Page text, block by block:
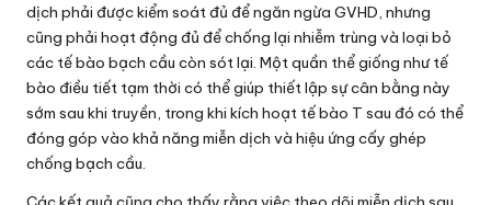
dịch phải được kiểm soát đủ để ngăn ngừa GVHD, nhưng
cũng phải hoạt động đủ để chống lại nhiễm trùng và loại bỏ
các tế bào bạch cầu còn sót lại. Một quần thể giống như tế
bào điều tiết tạm thời có thể giúp thiết lập sự cân bằng này
sớm sau khi truyền, trong khi kích hoạt tế bào T sau đó có thể
đóng góp vào khả năng miễn dịch và hiệu ứng cấy ghép
chống bạch cầu.